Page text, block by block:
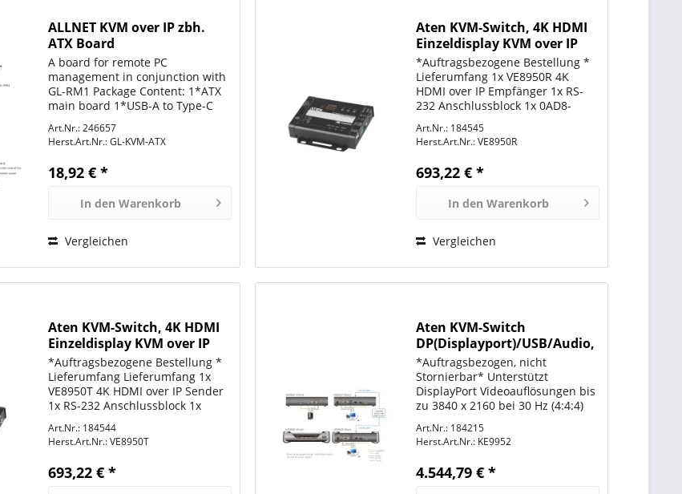
ALLNET KVM over IP zbh.
ATX Board
A board for remote PC
management in conjunction with
GL-RM1 Package Content: 1*ATX
main board 1*USB-A to Type-C
Bracket Set 1*Screw package
Art.Nr.: 246657
Herst.Art.Nr.:GL-KVM-ATX
18,92 € *
In den Warenkorb
Vergleichen
Aten KVM-Switch, 4K HDMI
Einzeldisplay KVM over IP
Empfänger
*Auftragsbezogene Bestellung *
Lieferumfang 1x VE8950R 4K
HDMI over IP Empfänger 1x RS-
232 Anschlussblock 1x 0AD8-
Benutzeranleitung
Art.Nr.: 184545
Herst.Art.Nr.:VE8950R
693,22 € *
In den Warenkorb
Vergleichen
Aten KVM-Switch, 4K HDMI
Einzeldisplay KVM over IP
Sender
*Auftragsbezogene Bestellung *
Lieferumfang Lieferumfang 1x
VE8950T 4K HDMI over IP Sender
1x RS-232 Anschlussblock 1x
Benutzeranleitung
Art.Nr.: 184544
Herst.Art.Nr.:VE8950T
693,22 € *
Aten KVM-Switch
DP(Displayport)/USB/Audio,
über IP, 4K, with PoE,
*Auftragsbezogen, nicht
Stornierbar* Unterstützt
DisplayPort Videoauflösungen bis
zu 3840 x 2160 bei 30 Hz (4:4:4)
36-Bit Farbtiefe Unterstützt
Verbindung über Gigabit
Ethernet Port (RJ-45) oder SFP...
Art.Nr.: 184215
Herst.Art.Nr.: KE9952
4.544,79 € *